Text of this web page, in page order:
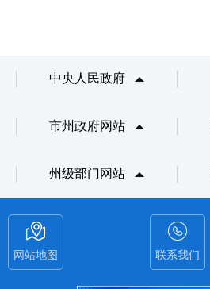
中央人民政府
市州政府网站
州级部门网站
网站地图 联系我们